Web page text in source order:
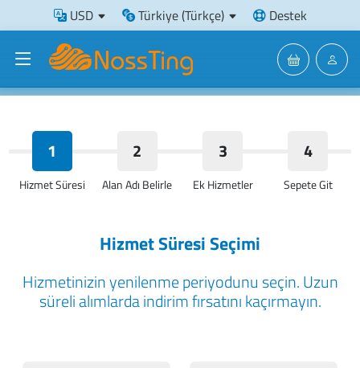
USD Türkiye (Türkçe) Destek
1
Hizmet Süresi
2
Alan Adı Belirle
3
Ek Hizmetler
4
Sepete Git
Hizmet Süresi Seçimi
Hizmetinizin yenilenme periyodunu seçin. Uzun
süreli alımlarda indirim fırsatını kaçırmayın.